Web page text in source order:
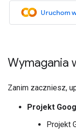
Uruchom
Wymagania
Zanim zaczniesz,
Projekt
Projekt